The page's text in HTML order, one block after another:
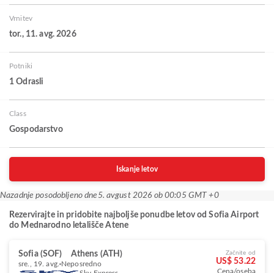
Vrnitev
tor., 11. avg. 2026
Potniki
1 Odrasli
Class
Gospodarstvo
Iskanje letov
Nazadnje posodobljeno dne 5. avgust 2026 ob 00:05 GMT +0
Rezervirajte in pridobite najboljše ponudbe letov od Sofia Airport
do Mednarodno letališče Atene
Sofia (SOF) Athens (ATH)
sre., 19. avg. Neposredno
Začnite od
US$ 53.22
Cena/oseba